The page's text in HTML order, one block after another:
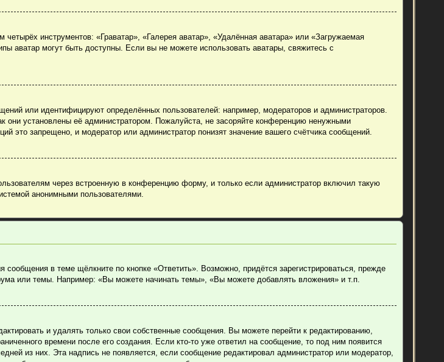
инструментов: «Граватар», «Галерея аватар», «Удалённая аватара» или «Загружаемая
аватар могут быть доступны. Если вы не можете использовать аватары, свяжитесь с
или идентифицируют определённых пользователей: например, модераторов и администраторов.
установлены её администратором. Пожалуйста, не засоряйте конференцию ненужными
это запрещено, и модератор или администратор понизят значение вашего счётчика сообщений.
через встроенную в конференцию форму, и только если администратор включил такую
анонимными пользователями.
в теме щёлкните по кнопке «Ответить». Возможно, придётся зарегистрироваться, прежде
или темы. Например: «Вы можете начинать темы», «Вы можете добавлять вложения» и т.п.
и удалять только свои собственные сообщения. Вы можете перейти к редактированию,
времени после его создания. Если кто-то уже ответил на сообщение, то под ним появится
из них. Эта надпись не появляется, если сообщение редактировал администратор или модератор,